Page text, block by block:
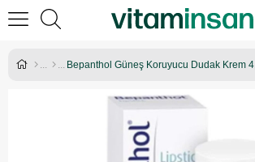
Bepanthol Güneş Koruyucu Dudak Krem